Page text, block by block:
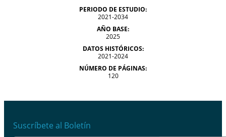
PERIODO DE ESTUDIO:
2021-2034
AÑO BASE:
2025
DATOS HISTÓRICOS:
2021-2024
NÚMERO DE PÁGINAS:
120
Suscríbete al Boletín